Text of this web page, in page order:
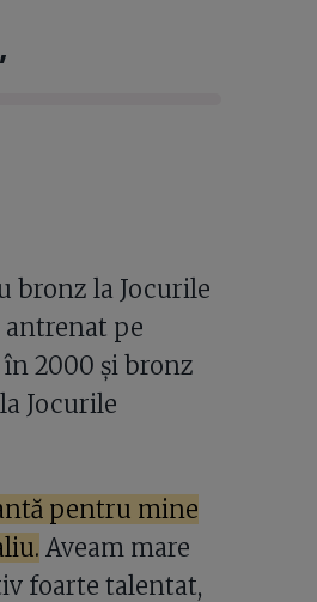
bronz la Jocurile
antrenat pe
2000 și bronz
Jocurile
pentru mine
Aveam mare
foarte talentat,